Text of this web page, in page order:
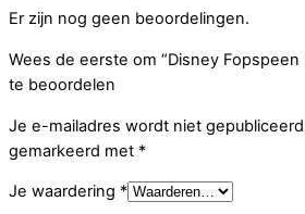
Er zijn nog geen beoordelingen.
Wees de eerste om “Disney Fopspeen
te beoordelen
Je e-mailadres wordt niet
gemarkeerd met *
Je waardering *